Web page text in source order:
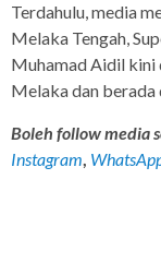
Terdahulu, media
Melaka Tengah,
Muhamad Aidil kini
Melaka dan
Boleh follow media
Instagram,